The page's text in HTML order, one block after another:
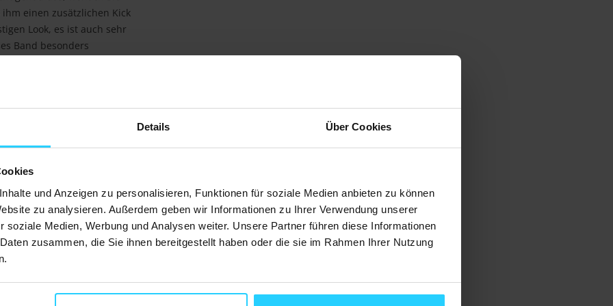
Details Über Cookies
und Anzeigen zu personalisieren, Funktionen für soziale Medien anbieten zu können
zu analysieren. Außerdem geben wir Informationen zu Ihrer Verwendung unserer
soziale Medien, Werbung und Analysen weiter. Unsere Partner führen diese Informationen
zusammen, die Sie ihnen bereitgestellt haben oder die sie im Rahmen Ihrer Nutzung
einen zusätzlichen Kick
Look, es ist auch sehr
Band besonders
Watch täglich tragen.
es sehr flexibel. Dadurch
Neben einem stabilen
den das Ende des Bandes
das Band bleibt auch bei
auf Ihre gewünschte
um es an Ihrer Garmin
Dank dieses universellen
20mm Anschluss befestigt